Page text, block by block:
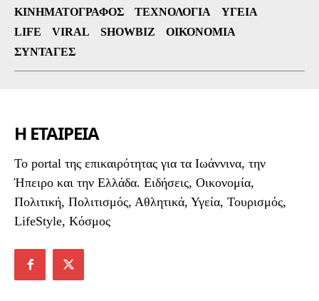
ΚΙΝΗΜΑΤΟΓΡΆΦΟΣ
ΤΕΧΝΟΛΟΓΊΑ
ΥΓΕΊΑ
LIFE
VIRAL SHOWBIZ
ΟΙΚΟΝΟΜΊΑ
ΣΥΝΤΑΓΈΣ
Η ΕΤΑΙΡΕΙΑ
To portal της επικαιρότητας για τα Ιωάννινα, την
Ήπειρο και την Ελλάδα. Ειδήσεις, Οικονομία,
Πολιτική, Πολιτισμός, Αθλητικά, Υγεία, Τουρισμός,
LifeStyle, Κόσμος